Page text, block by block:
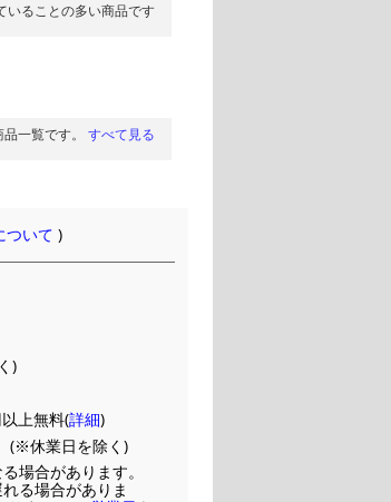
いることの多い商品です
一覧です。 すべて見る
ついて )
)
上無料(詳細)
(※休業日を除く)
場合があります。
る場合がありま